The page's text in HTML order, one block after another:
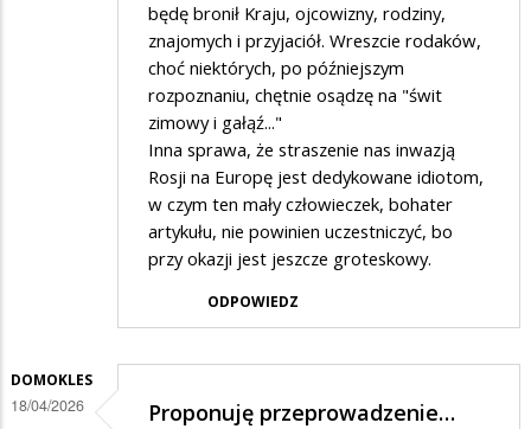
będę bronił Kraju, ojcowizny, rodziny,
znajomych i przyjaciół. Wreszcie rodaków,
choć niektórych, po późniejszym
rozpoznaniu, chętnie osądzę na "‌świt
zimowy i gałąź..."
Inna sprawa, że straszenie nas inwazją
Rosji na Europę jest dedykowane idiotom,
w czym ten mały człowieczek, bohater
artykułu, nie powinien uczestniczyć, bo
przy okazji jest jeszcze groteskowy.
ODPOWIEDZ
DOMOKLES
18/04/2026 Proponuję przeprowadzenie…